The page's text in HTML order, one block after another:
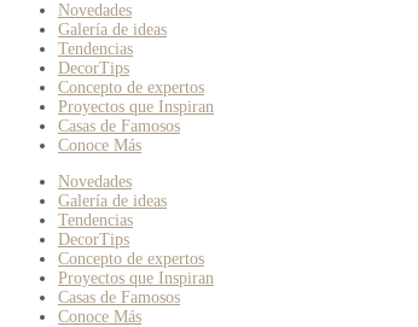
Novedades
Galería de ideas
Tendencias
DecorTips
Concepto de expertos
Proyectos que Inspiran
Casas de Famosos
Conoce Más
Novedades
Galería de ideas
Tendencias
DecorTips
Concepto de expertos
Proyectos que Inspiran
Casas de Famosos
Conoce Más